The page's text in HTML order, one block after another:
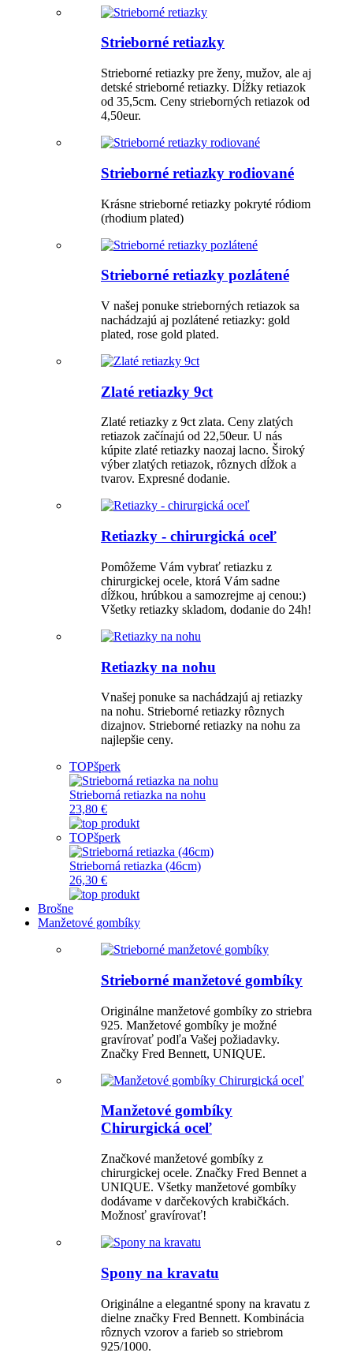
Strieborné retiazky
Strieborné retiazky pre ženy, mužov, ale aj
detské strieborné retiazky. Dĺžky retiazok
od 35,5cm. Ceny strieborných retiazok od
4,50eur.
Strieborné retiazky rodiované
Krásne strieborné retiazky pokryté ródiom
(rhodium plated)
Strieborné retiazky pozlátené
V našej ponuke strieborných retiazok sa
nachádzajú aj pozlátené retiazky: gold
plated, rose gold plated.
Zlaté retiazky 9ct
Zlaté retiazky z 9ct zlata. Ceny zlatých
retiazok začínajú od 22,50eur. U nás
kúpite zlaté retiazky naozaj lacno. Široký
výber zlatých retiazok, rôznych dĺžok a
tvarov. Expresné dodanie.
Retiazky - chirurgická oceľ
Pomôžeme Vám vybrať retiazku z
chirurgickej ocele, ktorá Vám sadne
dĺžkou, hrúbkou a samozrejme aj cenou:)
Všetky retiazky skladom, dodanie do 24h!
Retiazky na nohu
Vnašej ponuke sa nachádzajú aj retiazky
na nohu. Strieborné retiazky rôznych
dizajnov. Strieborné retiazky na nohu za
najlepšie ceny.
TOPšperk
Strieborná retiazka na nohu
23,80 €
TOPšperk
Strieborná retiazka (46cm)
26,30 €
Brošne
Manžetové gombíky
Strieborné manžetové gombíky
Originálne manžetové gombíky zo striebra
925. Manžetové gombíky je možné
gravírovať podľa Vašej požiadavky.
Značky Fred Bennett, UNIQUE.
Manžetové gombíky
Chirurgická oceľ
Značkové manžetové gombíky z
chirurgickej ocele. Značky Fred Bennet a
UNIQUE. Všetky manžetové gombíky
dodávame v darčekových krabičkách.
Možnosť gravírovať!
Spony na kravatu
Originálne a elegantné spony na kravatu z
dielne značky Fred Bennett. Kombinácia
rôznych vzorov a farieb so striebrom
925/1000.